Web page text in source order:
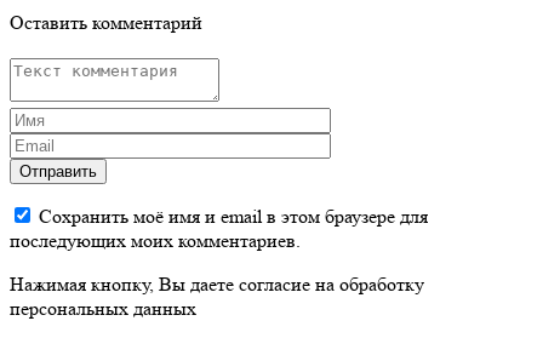
Оставить комментарий
Отправить
Сохранить моё имя и email в этом браузере для
последующих моих комментариев.
Нажимая кнопку, Вы даете согласие на обработку
персональных данных